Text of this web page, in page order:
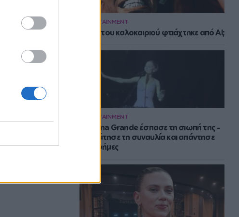
ENTERTAINMENT
Το hit του καλοκαιριού φτιάχτηκε από AI;
ENTERTAINMENT
H Ariana Grande έσπασε τη σιωπή της -
Σταμάτησε τη συναυλία και απάντησε
στις φήμες